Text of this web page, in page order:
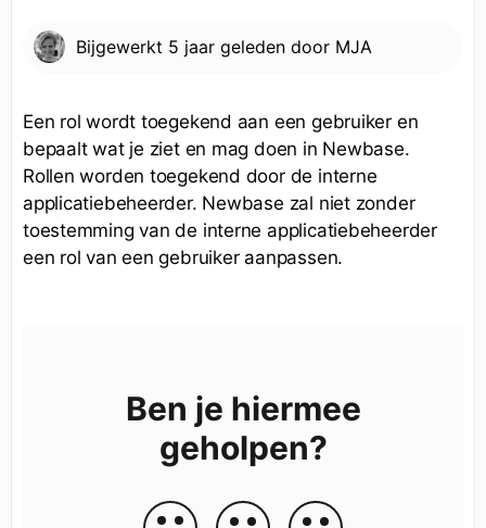
Bijgewerkt 5 jaar geleden door MJA
Een rol wordt toegekend aan een gebruiker en
bepaalt wat je ziet en mag doen in Newbase.
Rollen worden toegekend door de interne
applicatiebeheerder. Newbase zal niet zonder
toestemming van de interne applicatiebeheerder
een rol van een gebruiker aanpassen.
Ben je hiermee
geholpen?